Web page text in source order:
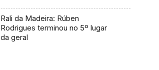
Rali da Madeira: Rúben
Rodrigues terminou no 5º lugar
da geral